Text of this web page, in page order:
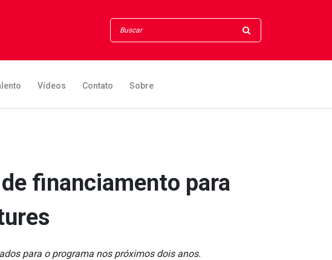
Vídeos Contato Sobre
financiamento para
para o programa nos próximos dois anos.